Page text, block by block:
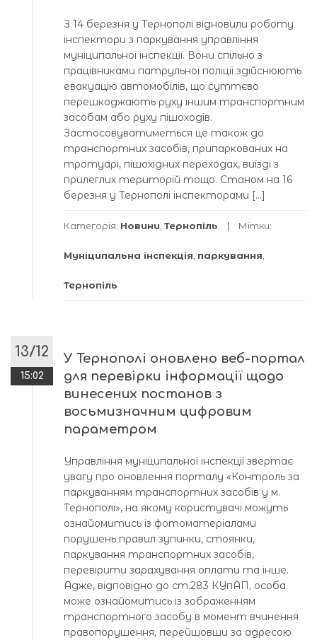
З 14 березня у Тернополі відновили роботу
інспектори з паркування управління
муніципальної інспекції. Вони спільно з
працівниками патрульної поліції здійснюють
евакуацію автомобілів, що суттєво
перешкоджають руху іншим транспортним
засобам або руху пішоходів.
Застосовуватиметься це також до
транспортних засобів, припаркованих на
тротуарі, пішохідних переходах, виїзді з
прилеглих територій тощо. Станом на 16
березня у Тернополі інспекторами […]
Категорія: Новини Тернопіль Мітки:
Муніципальна інспекція паркування
Тернопіль
13/12
15:02
У Тернополі оновлено веб-портал
для перевірки інформації щодо
винесених постанов з
восьмизначним цифровим
параметром
Управління муніципальної інспекції звертає
увагу про оновлення порталу «Контроль за
паркуванням транспортних засобів у м.
Тернополі», на якому користувачі можуть
ознайомитись із фотоматеріалами
порушень правил зупинки, стоянки,
паркування транспортних засобів,
перевірити зарахування оплати та інше.
Адже, відповідно до ст.283 КУпАП, особа
може ознайомитись із зображенням
транспортного засобу в момент вчинення
правопорушення, перейшовши за адресою